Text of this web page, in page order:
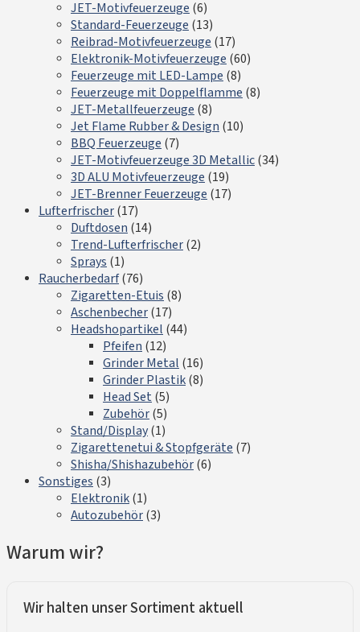
JET-Motivfeuerzeuge (6)
Standard-Feuerzeuge (13)
Reibrad-Motivfeuerzeuge (17)
Elektronik-Motivfeuerzeuge (60)
Feuerzeuge mit LED-Lampe (8)
Feuerzeuge mit Doppelflamme (8)
JET-Metallfeuerzeuge (8)
Jet Flame Rubber & Design (10)
BBQ Feuerzeuge (7)
JET-Motivfeuerzeuge 3D Metallic(34)
3D ALU Motivfeuerzeuge (19)
JET-Brenner Feuerzeuge (17)
Lufterfrischer(17)
Duftdosen (14)
Trend-Lufterfrischer(2)
Sprays (1)
Raucherbedarf(76)
Zigaretten-Etuis (8)
Aschenbecher(17)
Headshopartikel (44)
Pfeifen (12)
Grinder Metal (16)
Grinder Plastik(8)
Head Set(5)
Zubehör(5)
Stand/Display(1)
Zigarettenetui & Stopfgeräte (7)
Shisha/Shishazubehör(6)
Sonstiges (3)
Elektronik(1)
Autozubehör(3)
Warum wir?
Wir halten unser Sortiment aktuell